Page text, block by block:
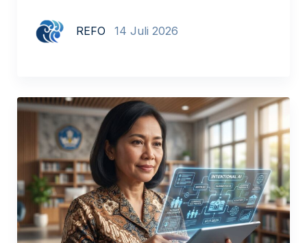
juta pekerjaan lain akan tergantikan. Hampir
40% keterampilan yang relevan hari ini
tengah pembaruan besar cara dunia bekerja,
dan pendidikan tidak bisa menutup mata […]
REFO 14 Juli 2026